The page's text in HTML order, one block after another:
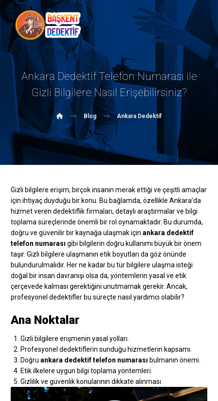
Ankara Dedektif Telefon Numarası ile
Gizli Bilgilere Nasıl Erişebilirsiniz?
Blog Ankara Dedektif
Gizli bilgilere erişim, birçok insanın merak ettiği ve çeşitli amaçlar
için ihtiyaç duyduğu bir konu. Bu bağlamda, özellikle Ankara’da
hizmet veren dedektiflik firmaları, detaylı araştırmalar ve bilgi
toplama süreçlerinde önemli bir rol oynamaktadır. Bu durumda,
doğru ve güvenilir bir kaynağa ulaşmak içinankara dedektif
telefon numarası gibi bilgilerin doğru kullanımı büyük bir önem
taşır. Gizli bilgilere ulaşmanın etik boyutları da göz önünde
bulundurulmalıdır. Her ne kadar bu tür bilgilere ulaşma isteği
doğal bir insan davranışı olsa da, yöntemlerin yasal ve etik
çerçevede kalması gerektiğini unutmamak gerekir. Ancak,
profesyonel dedektifler bu süreçte nasıl yardımcı olabilir?
Ana Noktalar
Gizli bilgilere erişmenin yasal yolları.
Profesyonel dedektiflerin sunduğu hizmetlerin kapsamı.
Doğruankara dedektif telefon numarası bulmanın önemi.
Etik ilkelere uygun bilgi toplama yöntemleri.
Gizlilik ve güvenlik konularının dikkate alınması.